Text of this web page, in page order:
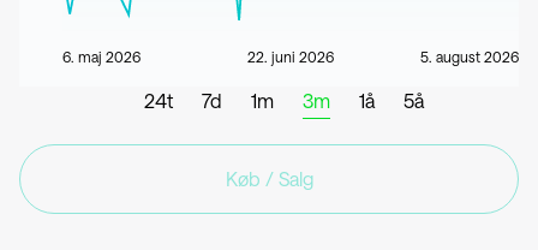
6. maj 2026 22. juni 2026 5. august 2026
24t 7d 1m 3m 1å 5å
Køb / Salg